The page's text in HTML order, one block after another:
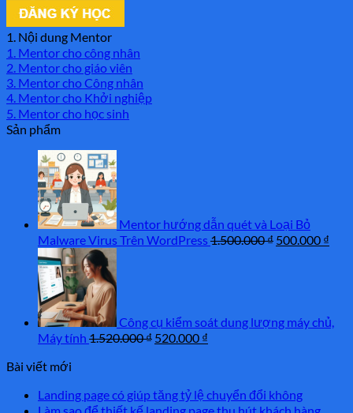
1. Nội dung Mentor
1. Mentor cho công nhân
2. Mentor cho giáo viên
3. Mentor cho Công nhân
4. Mentor cho Khởi nghiệp
5. Mentor cho học sinh
Sản phẩm
Mentor hướng dẫn quét và Loại Bỏ
Malware Virus Trên WordPress1.500.000₫ Giá
500.000 ₫
Công cụ kiểm soát dung lượng máy chủ,
Máy tính 1.520.000₫ Giá
520.000 ₫
520.000 ₫.
Bài viết mới
Landing page có giúp tăng tỷ lệ chuyển đổi không